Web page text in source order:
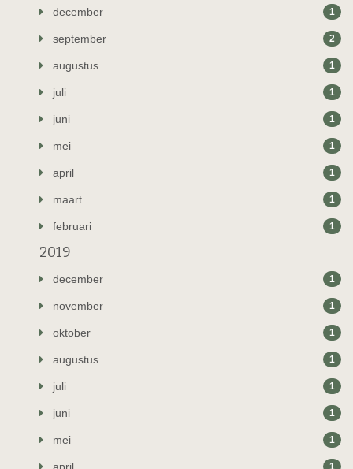
december 1
september 2
augustus 1
juli 1
juni 1
mei 1
april 1
maart 1
februari 1
2019
december 1
november 1
oktober 1
augustus 1
juli 1
juni 1
mei 1
april 1